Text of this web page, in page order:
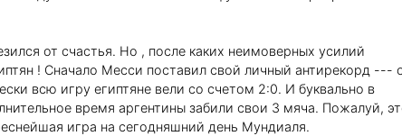
от счастья. Но , после каких неимоверных усилий
! Сначало Месси поставил свой личный антирекорд ---
всю игру египтяне вели со счетом 2:0. И буквально в
время аргентины забили свои 3 мяча. Пожалуй,
игра на сегодняшний день Мундиаля.